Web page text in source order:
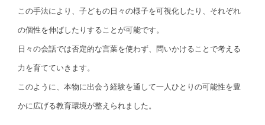
この手法により、子どもの日々の様子を可視化したり、それぞれ
の個性を伸ばしたりすることが可能です。
日々の会話では否定的な言葉を使わず、問いかけることで考える
力を育てていきます。
このように、本物に出会う経験を通して一人ひとりの可能性を豊
かに広げる教育環境が整えられました。